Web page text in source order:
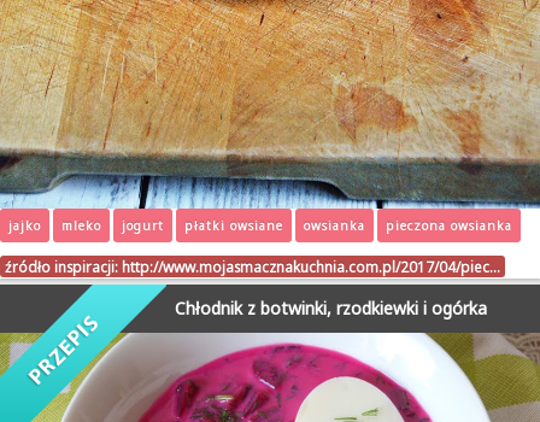
jajko mleko jogurt płatki owsiane owsianka pieczona owsianka
źródło inspiracji: http://www.mojasmacznakuchnia.com.pl/2017/04/piec…
Chłodnik z botwinki, rzodkiewki i ogórka